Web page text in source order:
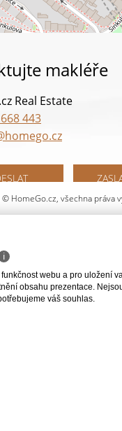
makléře
Real Estate
443
HomeGo.cz, všechna práva
ℹ
webu a pro uložení
obsahu prezentace.
váš souhlas.